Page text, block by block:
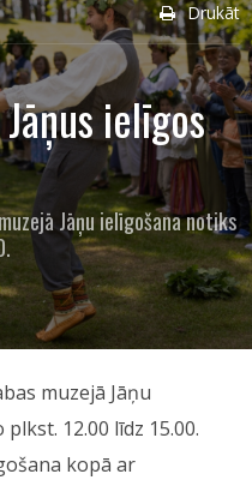
Drukāt
ielīgos
Jāņu ielīgošana notiks
muzejā Jāņu
12.00 līdz 15.00.
kopā ar